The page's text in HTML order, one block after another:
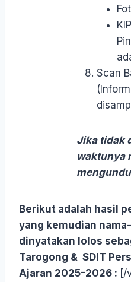
Scan
Jika tidak
waktunya
Berikut adalah hasil
yang kemudian
dinyatakan lolos
Tarogong & SDIT
Ajaran 2025-2026 : [/